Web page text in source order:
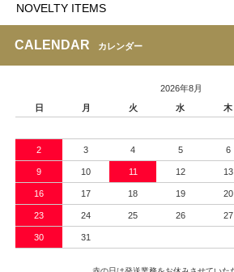
NOVELTY ITEMS
CALENDAR カレンダー
2026年8月
日
月 火 水 木
2 3 4 5 6
9 10 11 12 13
16 17 18 19 20
23 24 25 26 27
30 31